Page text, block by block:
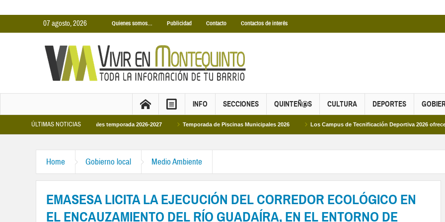
07 agosto, 2026 Quienes somos… Publicidad Contacto Contactos de interés
INFO SECCIONES QUINTEÑ@S CULTURA DEPORTES
ÚLTIMAS NOTICIAS
Cubiertas Municipales temporada 2026-2027 Temporada de Piscinas Municipales 2026 Los Campus de Tecnificación Deportiva 2026 ofrecen cuatro
Home Gobierno local Medio Ambiente
EMASESA LICITA LA EJECUCIÓN DEL CORREDOR ECOLÓGICO EN
EL ENCAUZAMIENTO DEL RÍO GUADAÍRA, EN EL ENTORNO DE